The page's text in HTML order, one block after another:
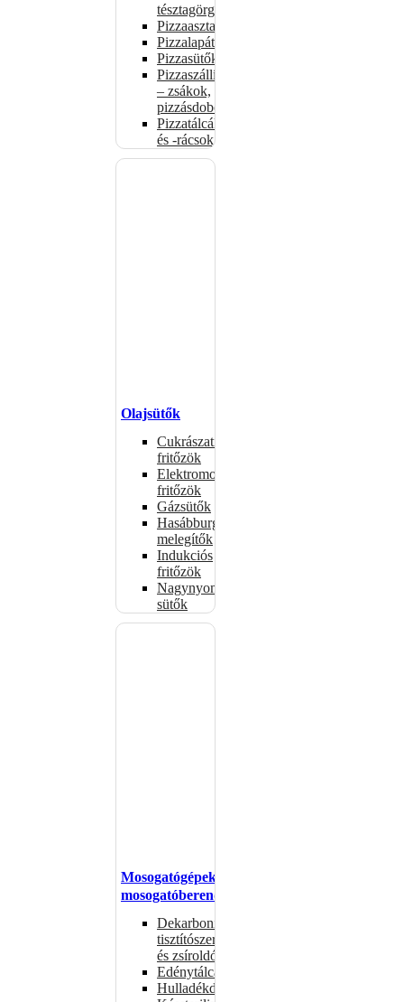
tésztagörgők
Pizzaasztalok
Pizzalapátok
Pizzasütők
Pizzaszállítás
– zsákok,
pizzásdobozok
Pizzatálcák
és -rácsok
Olajsütők
Cukrászati
fritőzök
Elektromos
fritőzök
Gázsütők
Hasábburgonya
melegítők
Indukciós
fritőzök
Nagynyomású
sütők
Mosogatógépek,
mosogatóberendezések
Dekarbonizáló
tisztítószerek
és zsíroldók
Edénytálcák
Hulladékdarálók